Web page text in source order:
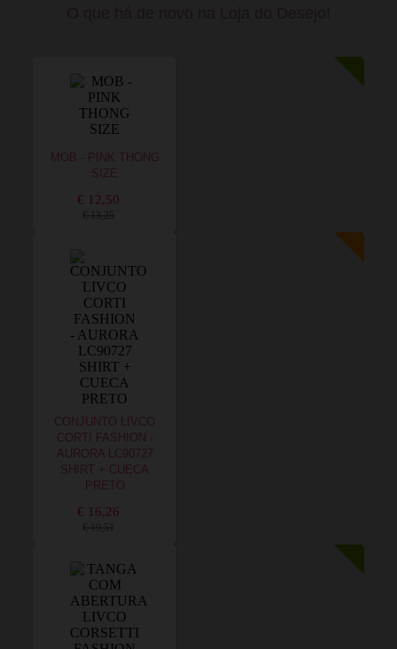
MOB - PINK THONG
SIZE
€ 12,50
€ 13,25
CONJUNTO LIVCO
CORTI FASHION -
AURORA LC90727
SHIRT + CUECA
PRETO
€ 16,26
€ 19,51